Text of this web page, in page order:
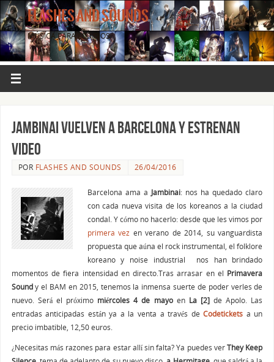
FLASHES AND SOUNDS
MÚSICA PARA LOS OJOS.
JAMBINAI vuelven a Barcelona y estrenan
video
POR FLASHES AND SOUNDS 26/04/2016
Barcelona ama a Jambinai: nos ha quedado claro
con cada nueva visita de los koreanos a la ciudad
condal. Y cómo no hacerlo: desde que les vimos por
primera vez en verano de 2014, su vanguardista
propuesta que aúna el rock instrumental, el folklore
koreano y noise industrial nos han brindado
momentos de fiera intensidad en directo.Tras arrasar en el Primavera
Soundy el BAM en 2015, tenemos la inmensa suerte de poder verles de
nuevo. Será el próximo miércoles 4 de mayoen La [2] de Apolo. Las
entradas anticipadas están ya a la venta a través deCodetickets a un
precio imbatible, 12,50 euros.
¿Necesitas más razones para estar allí sin falta? Ya puedes verThey Keep